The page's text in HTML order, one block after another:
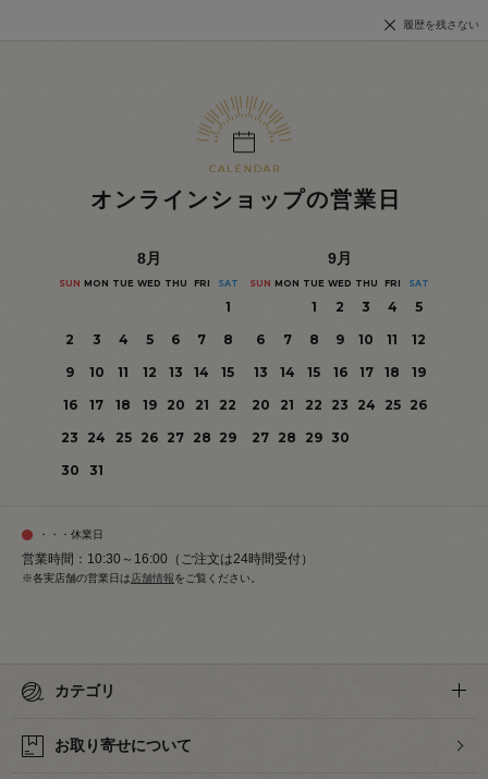
履歴を残さない
オンラインショップの営業日
8月
SUN MON TUE WED THU FRI SAT
1
2
3 4 5 6 7
8
9
10 11 12 13 14
15
16
17 18 19 20 21
22
23
24 25 26 27 28 29
30
31
9月
SUN MON TUE WED THU FRI SAT
1 2 3 4
5
6
7 8 9 10 11
12
13
14 15 16 17 18
19
20
21 22 23 24 25
26
27 28 29 30
・・・休業日
営業時間：10:30～16:00（ご注文は24時間受付）
※各実店舗の営業日は 店舗情報をご覧ください。
カテゴリ
お取り寄せについて